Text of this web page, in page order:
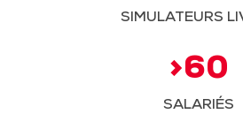
SIMULATEURS
>60
SALARIÉS